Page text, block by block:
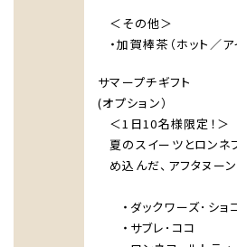
レストラン＆バー
宴会・会議・パーティ
新着情報
お問い合わせ
＜その他＞
・加賀棒茶（ホット／ア
サマープチギフト
(オプション）
＜1日10名様限定！＞
夏のスイーツとロンネ
め込んだ、アフタヌー
・ダックワーズ･ショ
・サブレ･ココ